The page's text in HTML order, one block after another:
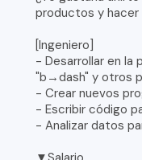
productos y hacer
[Ingeniero]
- Desarrollar en la
"b→dash" y otros
- Crear nuevos
- Escribir código
- Analizar datos